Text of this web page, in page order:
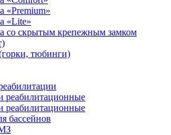
«Premium»
«Lite»
со скрытым крепежным замком
тюбинги)
реабилитационные
реабилитационные
бассейнов